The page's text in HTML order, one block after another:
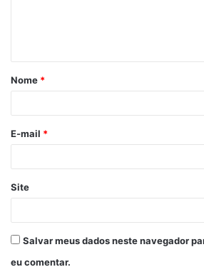
Nome *
E-mail *
Site
Salvar meus dados neste navegador
eu comentar.